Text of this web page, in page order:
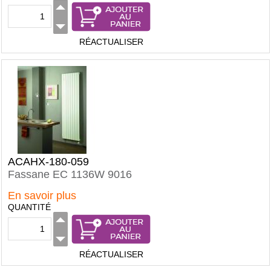
RÉACTUALISER
ACAHX-180-059
Fassane EC 1136W 9016
En savoir plus
QUANTITÉ
RÉACTUALISER